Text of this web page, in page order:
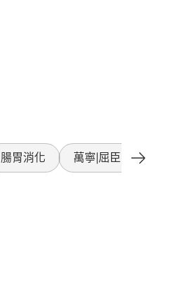
腸胃消化 萬寧|屈臣氏產品